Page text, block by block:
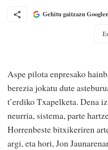
Gehitu gaitzazu
Aspe pilota enpresako
berezia jokatu dute
t’erdiko Txapelketa. Dena
neurria, sistema, parte
Horrenbeste bitxikeriren
argi, eta hori, Jon